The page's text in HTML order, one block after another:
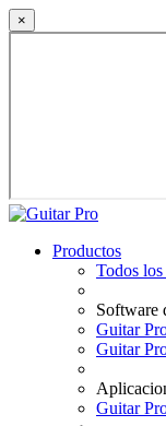
×
Productos
Todos
Software
Guitar
Guitar
Guitar